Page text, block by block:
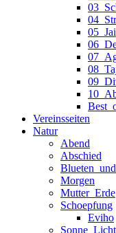
Vereinsseiten
Natur
Abend
Abschied
Morgen
Mutter_Erde
Schoepfung
Eviho
Sonne_Licht